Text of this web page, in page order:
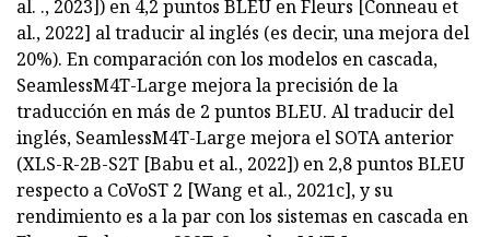
al. ., 2023]) en 4,2 puntos BLEU en Fleurs [Conneau et
al., 2022] al traducir al inglés (es decir, una mejora del
20%). En comparación con los modelos en cascada,
SeamlessM4T-Large mejora la precisión de la
traducción en más de 2 puntos BLEU. Al traducir del
inglés, SeamlessM4T-Large mejora el SOTA anterior
(XLS-R-2B-S2T [Babu et al., 2022]) en 2,8 puntos BLEU
respecto a CoVoST 2 [Wang et al., 2021c], y su
rendimiento es a la par con los sistemas en cascada en